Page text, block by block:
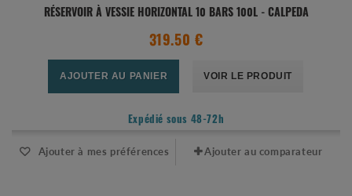
RÉSERVOIR À VESSIE HORIZONTAL 10 BARS 100L - CALPEDA
319.50 €
AJOUTER AU PANIER VOIR LE PRODUIT
Expédié sous 48-72h
Ajouter à mes préférences Ajouter au comparateur